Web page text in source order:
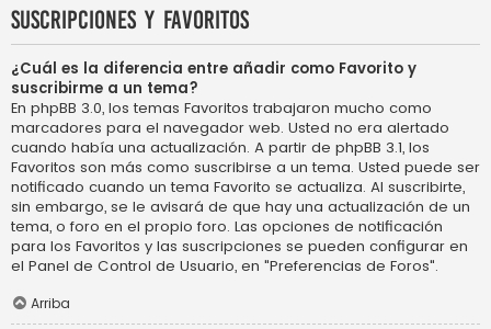
Suscripciones y Favoritos
¿Cuál es la diferencia entre añadir como Favorito y
suscribirme a un tema?
En phpBB 3.0, los temas Favoritos trabajaron mucho como
marcadores para el navegador web. Usted no era alertado
cuando había una actualización. A partir de phpBB 3.1, los
Favoritos son más como suscribirse a un tema. Usted puede ser
notificado cuando un tema Favorito se actualiza. Al suscribirte,
sin embargo, se le avisará de que hay una actualización de un
tema, o foro en el propio foro. Las opciones de notificación
para los Favoritos y las suscripciones se pueden configurar en
el Panel de Control de Usuario, en "Preferencias de Foros".
Arriba